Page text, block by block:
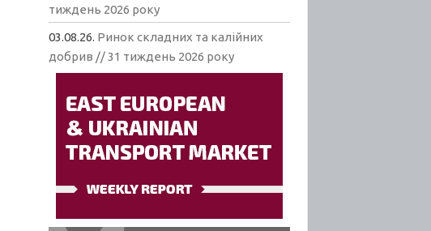
тиждень 2026 року
03.08.26. Ринок складних та калійних
добрив // 31 тиждень 2026 року